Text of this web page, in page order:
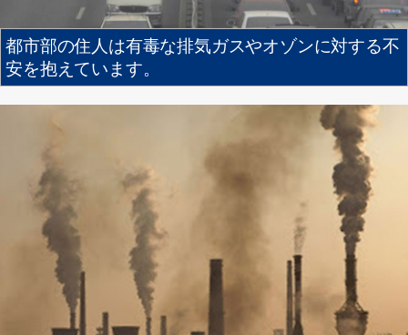
都市部の住人は有毒な排気ガスやオゾンに対する不
安を抱えています。